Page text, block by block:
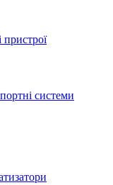
пристрої
системи